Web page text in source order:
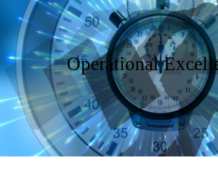
Operational